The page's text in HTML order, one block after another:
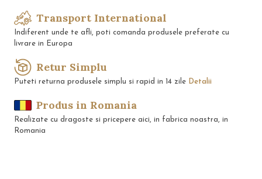
Transport International
Indiferent unde te afli, poti comanda produsele preferate cu
livrare in Europa
Retur Simplu
Puteti returna produsele simplu si rapid in 14 zile Detalii
Produs in Romania
Realizate cu dragoste si pricepere aici, in fabrica noastra, in
Romania